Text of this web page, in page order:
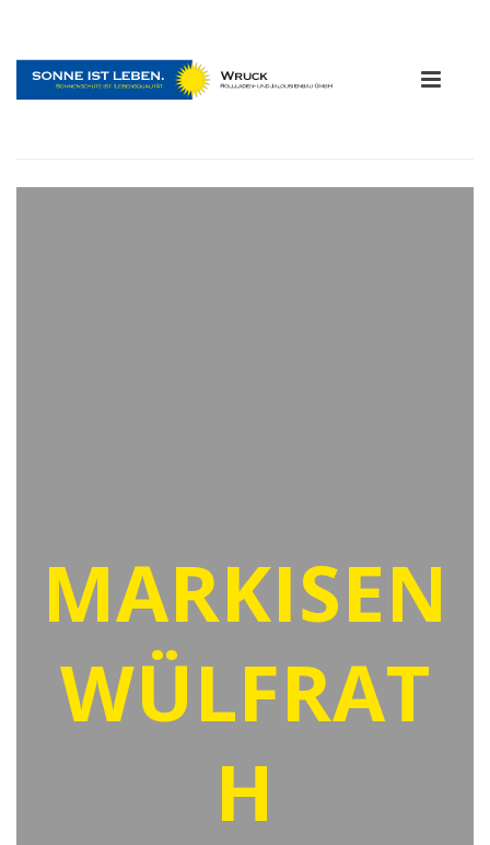
MARKISEN
WÜLFRAT
H